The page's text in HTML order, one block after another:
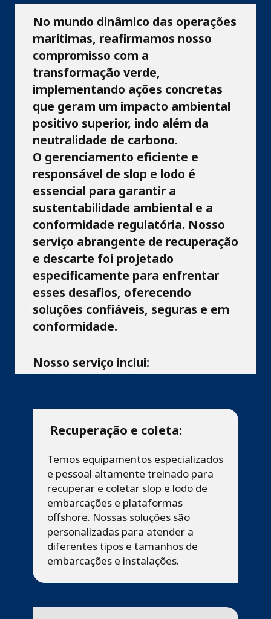
No mundo dinâmico das operações
marítimas, reafirmamos nosso
compromisso com a
transformação verde,
implementando ações concretas
que geram um impacto ambiental
positivo superior, indo além da
neutralidade de carbono.
O gerenciamento eficiente e
responsável de slop e lodo é
essencial para garantir a
sustentabilidade ambiental e a
conformidade regulatória. Nosso
serviço abrangente de recuperação
e descarte foi projetado
especificamente para enfrentar
esses desafios, oferecendo
soluções confiáveis, seguras e em
conformidade.
Nosso serviço inclui:
Recuperação e coleta:
Temos equipamentos especializados
e pessoal altamente treinado para
recuperar e coletar slop e lodo de
embarcações e plataformas
offshore. Nossas soluções são
personalizadas para atender a
diferentes tipos e tamanhos de
embarcações e instalações.